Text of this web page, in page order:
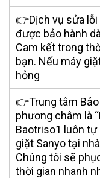
👉Dịch vụ sửa lỗi
được bảo hành
Cam kết trong
bạn. Nếu máy
hỏng
👉Trung tâm
phương châm là
Baotriso1 luôn tự
giặt Sanyo tại nhà
Chúng tôi sẽ
thời gian nhanh